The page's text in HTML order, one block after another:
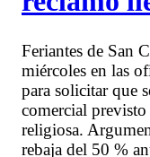
Feriantes de San
miércoles en las
para solicitar que
comercial
religiosa.
rebaja del 50 %